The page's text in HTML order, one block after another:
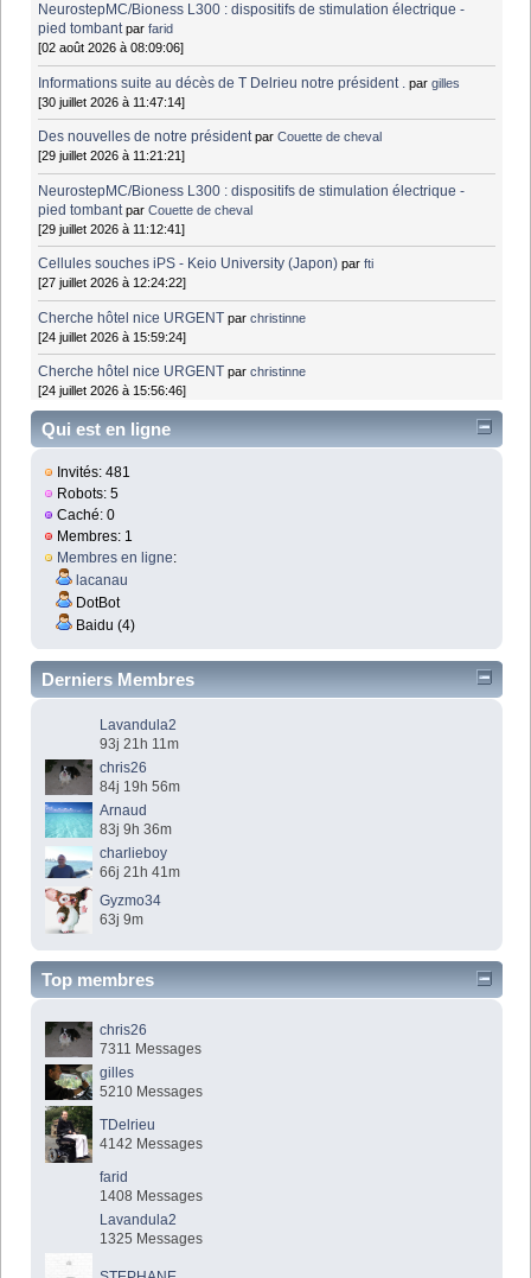
NeurostepMC/Bioness L300 : dispositifs de stimulation électrique -
pied tombant parfarid
[02 août 2026 à 08:09:06]
Informations suite au décès de T Delrieu notre président . pargilles
[30 juillet 2026 à 11:47:14]
Des nouvelles de notre président parCouette de cheval
[29 juillet 2026 à 11:21:21]
NeurostepMC/Bioness L300 : dispositifs de stimulation électrique -
pied tombant parCouette de cheval
[29 juillet 2026 à 11:12:41]
Cellules souches iPS - Keio University (Japon) parfti
[27 juillet 2026 à 12:24:22]
Cherche hôtel nice URGENT parchristinne
[24 juillet 2026 à 15:59:24]
Cherche hôtel nice URGENT parchristinne
[24 juillet 2026 à 15:56:46]
Qui est en ligne
Invités: 481
Robots: 5
Caché: 0
Membres: 1
Membres en ligne:
lacanau
DotBot
Baidu (4)
Derniers Membres
Lavandula2
93j 21h 11m
chris26
84j 19h 56m
Arnaud
83j 9h 36m
charlieboy
66j 21h 41m
Gyzmo34
63j 9m
Top membres
chris26
7311 Messages
gilles
5210 Messages
TDelrieu
4142 Messages
farid
1408 Messages
Lavandula2
1325 Messages